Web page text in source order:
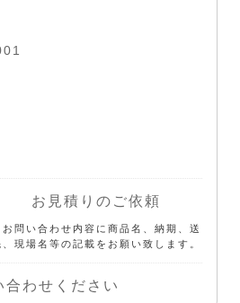
お見積りのご依頼
問い合わせ内容に商品名、納期、送
、現場名等の記載をお願い致します。
合わせください